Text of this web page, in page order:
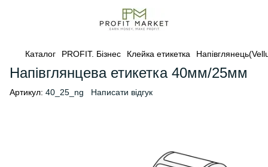
Каталог PROFIT. Бізнес Клейка етикетка
Напівглянцева етикетка 40мм/25мм
Артикул: 40_25_ng Написати відгук